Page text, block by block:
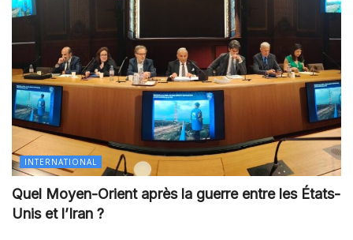
INTERNATIONAL
Quel Moyen-Orient après la guerre entre les États-
Unis et l’Iran ?